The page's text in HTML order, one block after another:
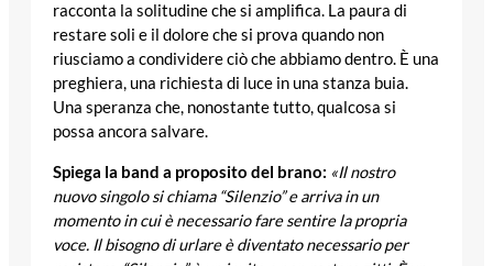
racconta la solitudine che si amplifica. La paura di
restare soli e il dolore che si prova quando non
riusciamo a condividere ciò che abbiamo dentro. È una
preghiera, una richiesta di luce in una stanza buia.
Una speranza che, nonostante tutto, qualcosa si
possa ancora salvare.
Spiega la band a proposito del brano: «Il nostro
nuovo singolo si chiama “Silenzio” e arriva in un
momento in cui è necessario fare sentire la propria
voce. Il bisogno di urlare è diventato necessario per